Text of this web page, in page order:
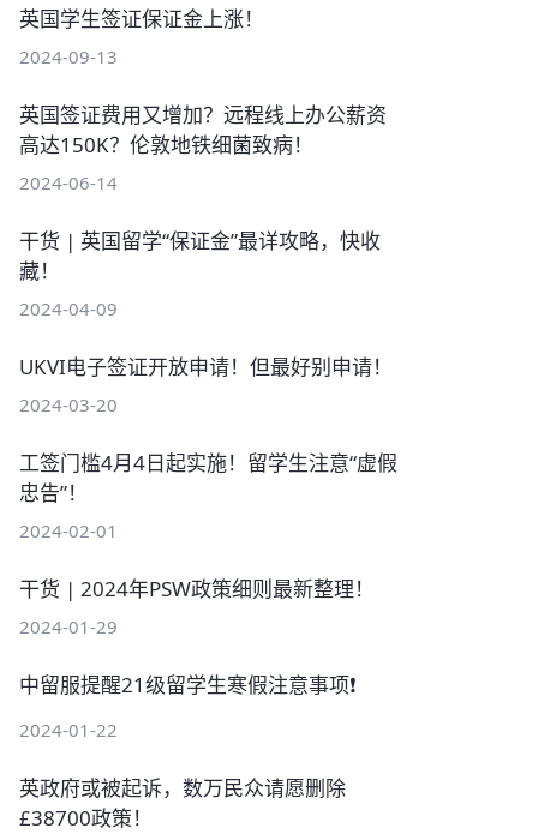
英国学生签证保证金上涨！
2024-09-13
英国签证费用又增加？远程线上办公薪资
高达150K？伦敦地铁细菌致病！
2024-06-14
干货 | 英国留学“保证金”最详攻略，快收
藏！
2024-04-09
UKVI电子签证开放申请！但最好别申请！
2024-03-20
工签门槛4月4日起实施！留学生注意“虚假
忠告”！
2024-02-01
干货 | 2024年PSW政策细则最新整理！
2024-01-29
中留服提醒21级留学生寒假注意事项❗
2024-01-22
英政府或被起诉，数万民众请愿删除
£38700政策！